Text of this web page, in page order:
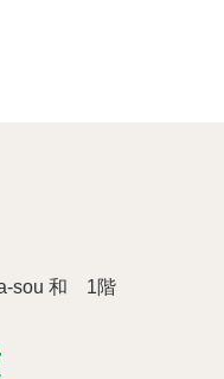
sou 和 1階